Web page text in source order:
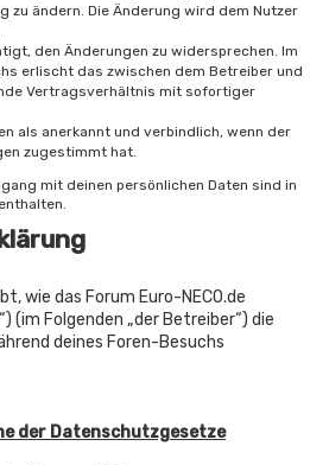
zu ändern. Die Änderung wird dem Nutzer
den Änderungen zu widersprechen. Im
erlischt das zwischen dem Betreiber und
Vertragsverhältnis mit sofortiger
als anerkannt und verbindlich, wenn der
zugestimmt hat.
mit deinen persönlichen Daten sind in
wie das Forum Euro-NECO.de
Folgenden „der Betreiber“) die
deines Foren-Besuchs
der Datenschutzgesetze